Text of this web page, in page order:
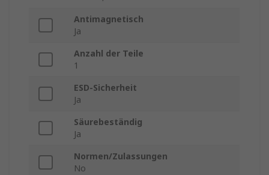
Antimagnetisch
Ja
Anzahl der Teile
1
ESD-Sicherheit
Ja
Säurebeständig
Ja
Normen/Zulassungen
No